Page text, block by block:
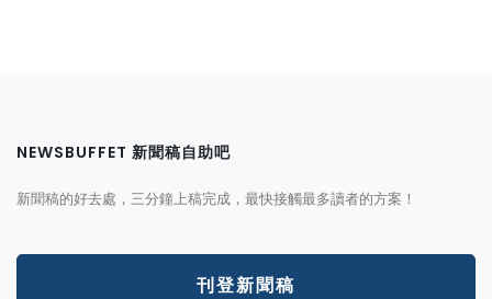
NEWSBUFFET 新聞稿自助吧
新聞稿的好去處，三分鐘上稿完成，最快接觸最多讀者的方案！
刊登新聞稿